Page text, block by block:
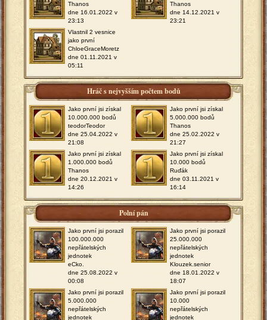
Thanos
dne 16.01.2022 v
23:13
Thanos
dne 14.12.2021 v
23:21
Vlastnil 2 vesnice
jako první
ChloeGraceMoretz
dne 01.11.2021 v
05:11
Hráč s nejvyšším počtem bodů
Jako první jsi získal
10.000.000 bodů
teodorTeodor
dne 25.04.2022 v
21:08
Jako první jsi získal
5.000.000 bodů
Thanos
dne 25.02.2022 v
21:27
Jako první jsi získal
1.000.000 bodů
Thanos
dne 20.12.2021 v
14:26
Jako první jsi získal
10.000 bodů
Ruďák
dne 03.11.2021 v
16:14
Polní pán
Jako první jsi porazil
100.000.000
nepřátelských
jednotek
eCko.
dne 25.08.2022 v
00:08
Jako první jsi porazil
25.000.000
nepřátelských
jednotek
Klouzek.senior
dne 18.01.2022 v
18:07
Jako první jsi porazil
5.000.000
nepřátelských
jednotek
Jako první jsi porazil
10.000
nepřátelských
jednotek